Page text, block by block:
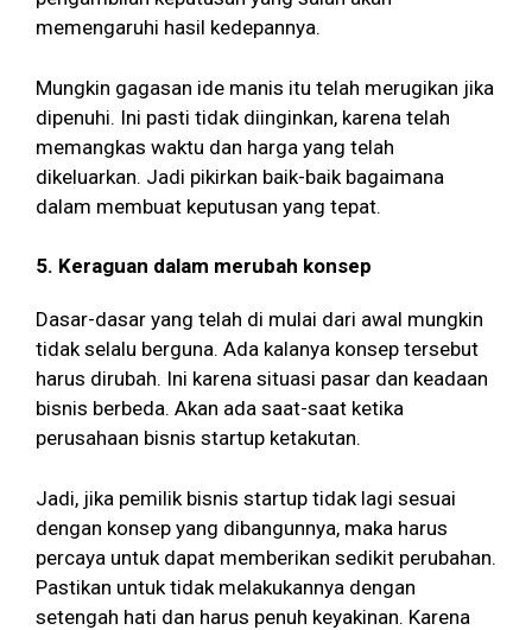
memengaruhi hasil kedepannya.
Mungkin gagasan ide manis itu telah merugikan jika
dipenuhi. Ini pasti tidak diinginkan, karena telah
memangkas waktu dan harga yang telah
dikeluarkan. Jadi pikirkan baik-baik bagaimana
dalam membuat keputusan yang tepat.
5. Keraguan dalam merubah konsep
Dasar-dasar yang telah di mulai dari awal mungkin
tidak selalu berguna. Ada kalanya konsep tersebut
harus dirubah. Ini karena situasi pasar dan keadaan
bisnis berbeda. Akan ada saat-saat ketika
perusahaan bisnis startup ketakutan.
Jadi, jika pemilik bisnis startup tidak lagi sesuai
dengan konsep yang dibangunnya, maka harus
percaya untuk dapat memberikan sedikit perubahan.
Pastikan untuk tidak melakukannya dengan
setengah hati dan harus penuh keyakinan. Karena